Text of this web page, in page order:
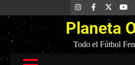
al
contenido
INSTAGRAM
FACEBOOK
Planeta
Todo el Fútbol